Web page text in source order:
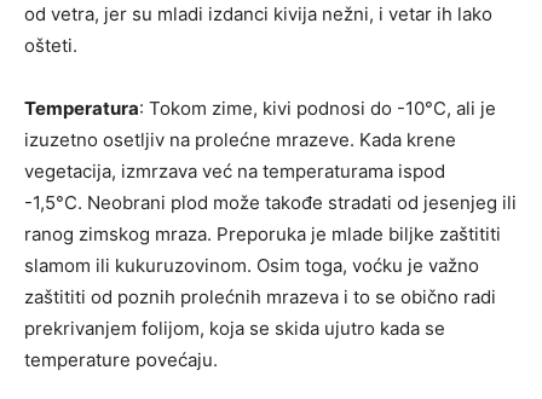
od vetra, jer su mladi izdanci kivija nežni, i vetar ih lako
ošteti.
Temperatura: Tokom zime, kivi podnosi do -10°C, ali je
izuzetno osetljiv na prolećne mrazeve. Kada krene
vegetacija, izmrzava već na temperaturama ispod
-1,5°C. Neobrani plod može takođe stradati od jesenjeg ili
ranog zimskog mraza. Preporuka je mlade biljke zaštititi
slamom ili kukuruzovinom. Osim toga, voćku je važno
zaštititi od poznih prolećnih mrazeva i to se obično radi
prekrivanjem folijom, koja se skida ujutro kada se
temperature povećaju.